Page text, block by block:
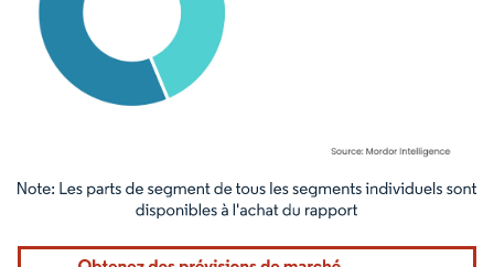
Image © Mordor Intelligence. La réutilisation nécessite une attribution sous CC BY